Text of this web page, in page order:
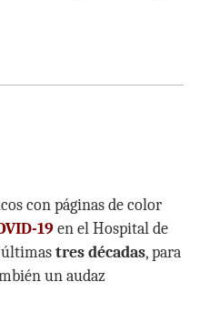
con páginas de color
19en el Hospital de
últimastres décadas, para
un audaz